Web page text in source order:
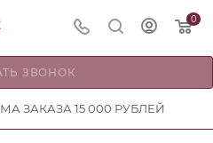
0
ЗВОНОК
ЗАКАЗА 15 000 РУБЛЕЙ